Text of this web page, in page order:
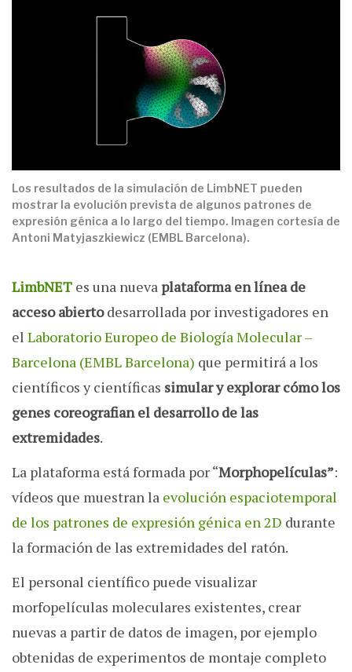
Los resultados de la simulación de LimbNET pueden
mostrar la evolución prevista de algunos patrones de
expresión génica a lo largo del tiempo. Imagen cortesía de
Antoni Matyjaszkiewicz (EMBL Barcelona).
LimbNET es una nuevaplataforma en línea de
acceso abiertodesarrollada por investigadores en
el Laboratorio Europeo de Biología Molecular –
Barcelona (EMBL Barcelona) que permitirá a los
científicos y científicas simular y explorar cómo los
genes coreografian el desarrollo de las
extremidades.
La plataforma está formada por “Morphopelículas”:
vídeos que muestran la evolución espaciotemporal
de los patrones de expresión génica en 2D durante
la formación de las extremidades del ratón.
El personal científico puede visualizar
morfopelículas moleculares existentes, crear
nuevas a partir de datos de imagen, por ejemplo
obtenidas de experimentos de montaje completo